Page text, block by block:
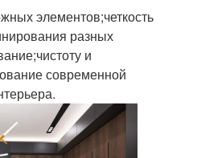
элементов;четкость
разных
и
современной